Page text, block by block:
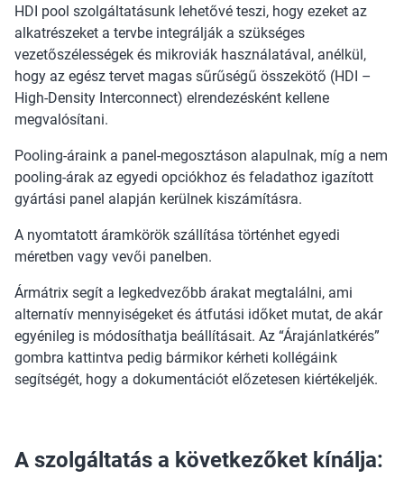
HDI pool szolgáltatásunk lehetővé teszi, hogy ezeket az
alkatrészeket a tervbe integrálják a szükséges
vezetőszélességek és mikroviák használatával, anélkül,
hogy az egész tervet magas sűrűségű összekötő (HDI –
High-Density Interconnect) elrendezésként kellene
megvalósítani.
Pooling-áraink a panel-megosztáson alapulnak, míg a nem
pooling-árak az egyedi opciókhoz és feladathoz igazított
gyártási panel alapján kerülnek kiszámításra.
A nyomtatott áramkörök szállítása történhet egyedi
méretben vagy vevői panelben.
Ármátrix segít a legkedvezőbb árakat megtalálni, ami
alternatív mennyiségeket és átfutási időket mutat, de akár
egyénileg is módosíthatja beállításait. Az “Árajánlatkérés”
gombra kattintva pedig bármikor kérheti kollégáink
segítségét, hogy a dokumentációt előzetesen kiértékeljék.
A szolgáltatás a következőket kínálja: